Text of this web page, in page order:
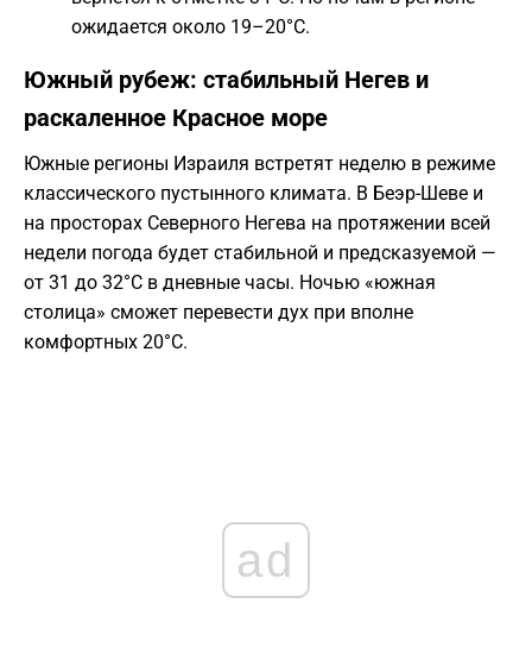
ожидается около 19–20°C.
Южный рубеж: стабильный Негев и
раскаленное Красное море
Южные регионы Израиля встретят неделю в режиме
классического пустынного климата. В Беэр-Шеве и
на просторах Северного Негева на протяжении всей
недели погода будет стабильной и предсказуемой —
от 31 до 32°C в дневные часы. Ночью «южная
столица» сможет перевести дух при вполне
комфортных 20°C.
ad